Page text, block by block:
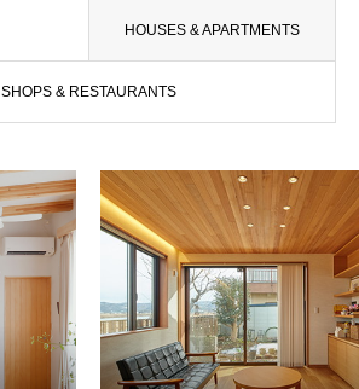
採用情報
お問い合わせ
CONVERSION RECRUIT
HOUSES & APARTMENTS
SHOPS & RESTAURANTS